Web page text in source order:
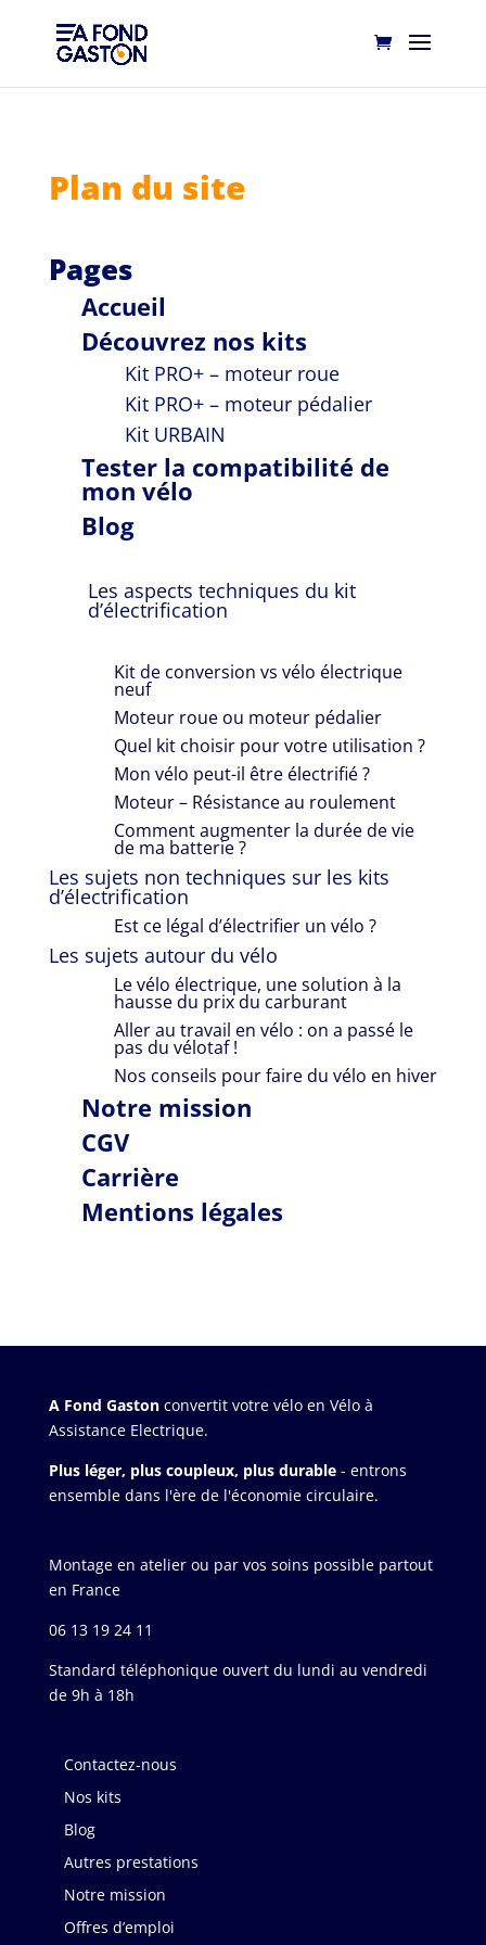
Plan du site
Pages
Accueil
Découvrez nos kits
Kit PRO+ – moteur roue
Kit PRO+ – moteur pédalier
Kit URBAIN
Tester la compatibilité de
mon vélo
Blog
Les aspects techniques du kit
d’électrification
Kit de conversion vs vélo électrique
neuf
Moteur roue ou moteur pédalier
Quel kit choisir pour votre utilisation ?
Mon vélo peut-il être électrifié ?
Moteur – Résistance au roulement
Comment augmenter la durée de vie
de ma batterie ?
Les sujets non techniques sur les kits
d’électrification
Est ce légal d’électrifier un vélo ?
Les sujets autour du vélo
Le vélo électrique, une solution à la
hausse du prix du carburant
Aller au travail en vélo : on a passé le
pas du vélotaf !
Nos conseils pour faire du vélo en hiver
Notre mission
CGV
Carrière
Mentions légales
A Fond Gastonconvertit votre vélo en Vélo à
Assistance Electrique.
Plus léger, plus coupleux, plus durable - entrons
ensemble dans l'ère de l'économie circulaire.
Montage en atelier ou par vos soins possible partout
en France
06 13 19 24 11
Standard téléphonique ouvert du lundi au vendredi
de 9h à 18h
Contactez-nous
Nos kits
Blog
Autres prestations
Notre mission
Offres d’emploi